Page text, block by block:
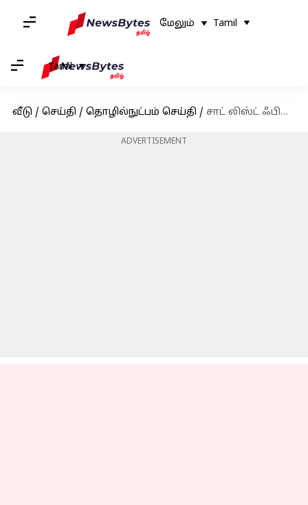
மேலும் Tamil
Tamil
வீடு / செய்தி / தொழில்நுட்பம் செய்தி / சாட் லிஸ்ட் ஃபில்டர்களை பயன்படுத்துவது இனி ரொம்ப ஈஸி; வாட்ஸ்அப் புதிய அப்டேட்
ADVERTISEMENT